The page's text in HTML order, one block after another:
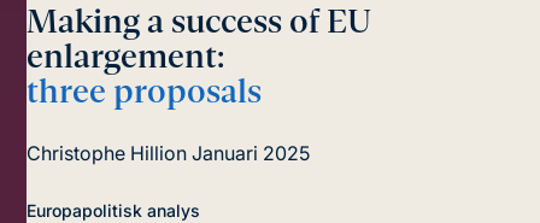
Making a success of EU
enlargement:
three proposals
Christophe Hillion Januari 2025
Europapolitisk analys